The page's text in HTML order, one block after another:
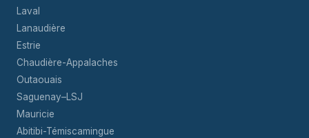
Laval
Lanaudière
Estrie
Chaudière-Appalaches
Outaouais
Saguenay–LSJ
Mauricie
Abitibi-Témiscamingue